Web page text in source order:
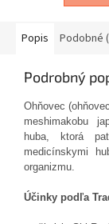
Popis Podobné
Podrobný
Ohňovec
meshimakobu
huba, ktorá
medicínskymi
organizmu.
Účinky podľa